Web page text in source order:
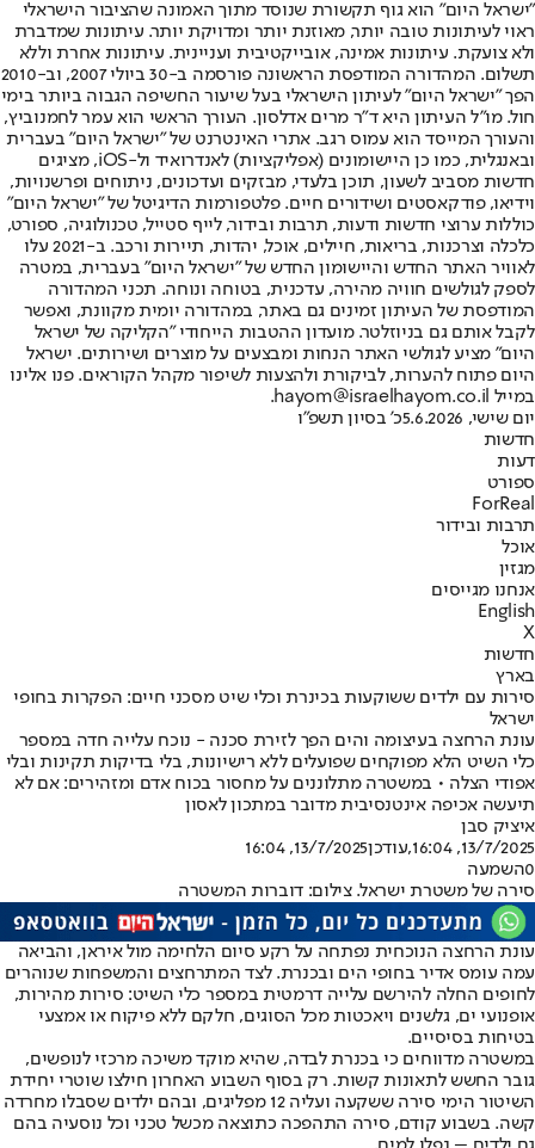
"ישראל היום" הוא גוף תקשורת שנוסד מתוך האמונה שהציבור הישראלי
ראוי לעיתונות טובה יותר, מאוזנת יותר ומדויקת יותר. עיתונות שמדברת
ולא צועקת. עיתונות אמינה, אובייקטיבית ועניינית. עיתונות אחרת וללא
תשלום. המהדורה המודפסת הראשונה פורסמה ב-30 ביולי 2007, וב-2010
הפך "ישראל היום" לעיתון הישראלי בעל שיעור החשיפה הגבוה ביותר בימי
חול. מו"ל העיתון היא ד"ר מרים אדלסון. העורך הראשי הוא עמר לחמנוביץ,
והעורך המייסד הוא עמוס רגב. אתרי האינטרנט של "ישראל היום" בעברית
ובאנגלית, כמו כן היישומונים (אפליקציות) לאנדרואיד ול-iOS, מציגים
חדשות מסביב לשעון, תוכן בלעדי, מבזקים ועדכונים, ניתוחים ופרשנויות,
וידיאו, פודקאסטים ושידורים חיים. פלטפורמות הדיגיטל של "ישראל היום"
כוללות ערוצי חדשות ודעות, תרבות ובידור, לייף סטייל, טכנולוגיה, ספורט,
כלכלה וצרכנות, בריאות, חיילים, אוכל, יהדות, תיירות ורכב. ב-2021 עלו
לאוויר האתר החדש והיישומון החדש של "ישראל היום" בעברית, במטרה
לספק לגולשים חוויה מהירה, עדכנית, בטוחה ונוחה. תכני המהדורה
המודפסת של העיתון זמינים גם באתר, במהדורה יומית מקוונת, ואפשר
לקבל אותם גם בניוזלטר. מועדון ההטבות הייחודי "הקליקה של ישראל
היום" מציע לגולשי האתר הנחות ומבצעים על מוצרים ושירותים. ישראל
היום פתוח להערות, לביקורת ולהצעות לשיפור מקהל הקוראים. פנו אלינו
במייל hayom@israelhayom.co.il.
יום שישי, 5.6.2026
כ' בסיון תשפ"ו
חדשות
דעות
ספורט
ForReal
תרבות ובידור
אוכל
מגזין
אנחנו מגייסים
English
X
חדשות
בארץ
סירות עם ילדים ששוקעות בכינרת וכלי שיט מסכני חיים: הפקרות בחופי
ישראל
עונת הרחצה בעיצומה והים הפך לזירת סכנה - נוכח עלייה חדה במספר
כלי השיט הלא מפוקחים שפועלים ללא רישיונות, בלי בדיקות תקינות ובלי
אפודי הצלה • במשטרה מתלוננים על מחסור בכוח אדם ומזהירים: אם לא
תיעשה אכיפה אינטנסיבית מדובר במתכון לאסון
איציק סבן
13/7/2025, 16:04
,עודכן13/7/2025, 16:04
0השמעה
סירה של משטרת ישראל. צילום: דוברות המשטרה
עונת הרחצה הנוכחית נפתחה על רקע סיום הלחימה מול איראן, והביאה
עמה עומס אדיר בחופי הים ובכנרת. לצד המתרחצים והמשפחות שנוהרים
לחופים החלה להירשם עלייה דרמטית במספר כלי השיט: סירות מהירות,
אופנועי ים, גלשנים ויאכטות מכל הסוגים, חלקם ללא פיקוח או אמצעי
בטיחות בסיסיים.
במשטרה מדווחים כי בכנרת לבדה, שהיא מוקד משיכה מרכזי לנופשים,
גובר החשש לתאונות קשות. רק בסוף השבוע האחרון חילצו שוטרי יחידת
השיטור הימי סירה ששקעה ועליה 12 מפליגים, ובהם ילדים שסבלו מחרדה
קשה. בשבוע קודם, סירה התהפכה כתוצאה מכשל טכני וכל נוסעיה בהם